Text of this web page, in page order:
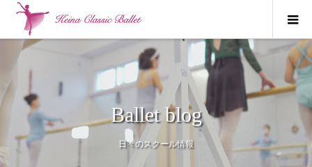
Ballet blog
日々のスクール情報